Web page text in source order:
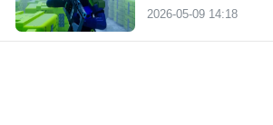
2026-05-09 14:18